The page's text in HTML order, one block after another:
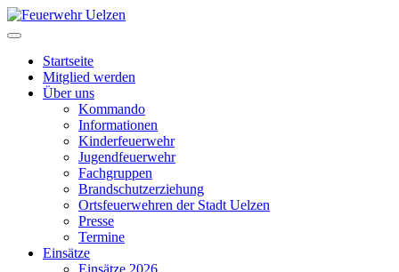
Startseite
Mitglied werden
Über uns
Kommando
Informationen
Kinderfeuerwehr
Jugendfeuerwehr
Fachgruppen
Brandschutzerziehung
Ortsfeuerwehren der Stadt Uelzen
Presse
Termine
Einsätze
Einsätze 2026